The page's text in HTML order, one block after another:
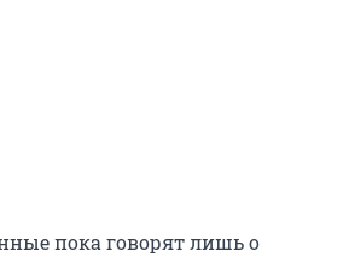
пока говорят лишь о